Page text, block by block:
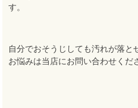
す。
自分でおそうじしても汚れが落
お悩みは当店にお問い合わせくだ